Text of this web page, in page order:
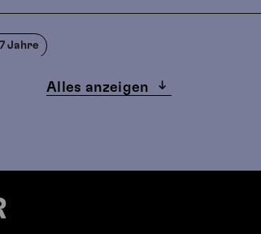
Jahre
Alles anzeigen